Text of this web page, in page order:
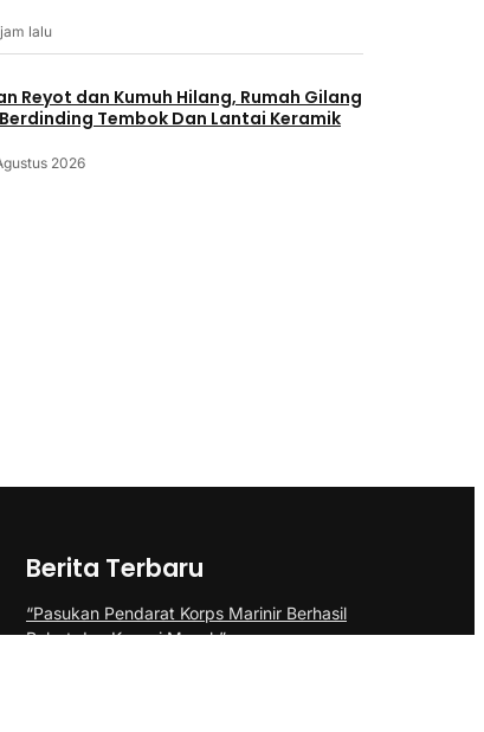
lalu
Reyot dan Kumuh Hilang, Rumah Gilang
Tembok Dan Lantai Keramik
2026
Berita Terbaru
“Pasukan Pendarat Korps Marinir Berhasil
Rebut dan Kuasai Musuh”